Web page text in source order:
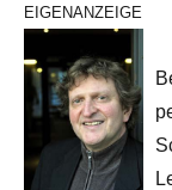
EIGENANZEIGE